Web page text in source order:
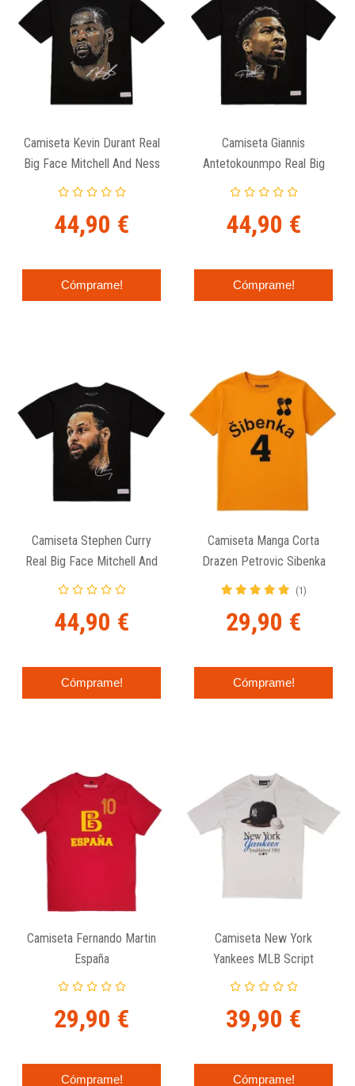
Camiseta Kevin Durant Real
Big Face Mitchell And Ness
44,90 €
Cómprame!
Camiseta Giannis
Antetokounmpo Real Big
Face Mitchell And Ness
44,90 €
Cómprame!
Camiseta Stephen Curry
Real Big Face Mitchell And
Ness
44,90 €
Cómprame!
Camiseta Manga Corta
Drazen Petrovic Sibenka
(1)
29,90 €
Cómprame!
Camiseta Fernando Martin
España
29,90 €
Cómprame!
Camiseta New York
Yankees MLB Script
Graphic Oversized
39,90 €
Cómprame!